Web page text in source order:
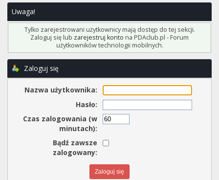
Uwaga!
Tylko zarejestrowani użytkownicy mają dostęp do tej sekcji.
Zaloguj się lub zarejestruj konto na PDAclub.pl - Forum
użytkowników technologii mobilnych.
Zaloguj się
Nazwa użytkownika:
Hasło:
Czas zalogowania (w
minutach):
Bądź zawsze
zalogowany: